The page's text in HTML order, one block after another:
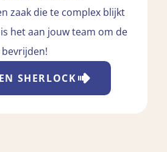
zaak die te complex blijkt
het aan jouw team om de
SHERLOCK